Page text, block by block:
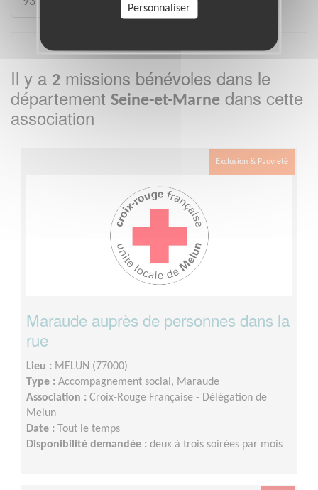
Il y a 2 missions bénévoles dans le
département Seine-et-Marne dans cette
association
Exclusion & Pauvreté
Maraude auprès de personnes dans la
rue
Lieu : MELUN (77000)
Type : Accompagnement social, Maraude
Association : Croix-Rouge Française - Délégation de
Melun
Date : Tout le temps
Disponibilité demandée : deux à trois soirées par mois
Personnaliser